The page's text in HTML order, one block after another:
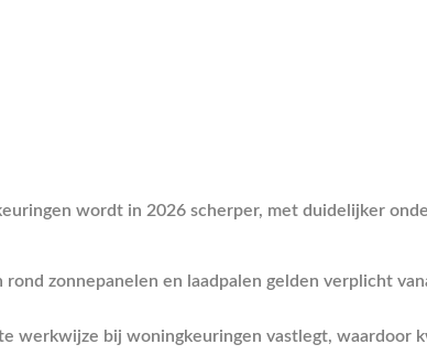
wordt in 2026 scherper, met duidelijker
zonnepanelen en laadpalen gelden verplicht
werkwijze bij woningkeuringen vastlegt, waardoor